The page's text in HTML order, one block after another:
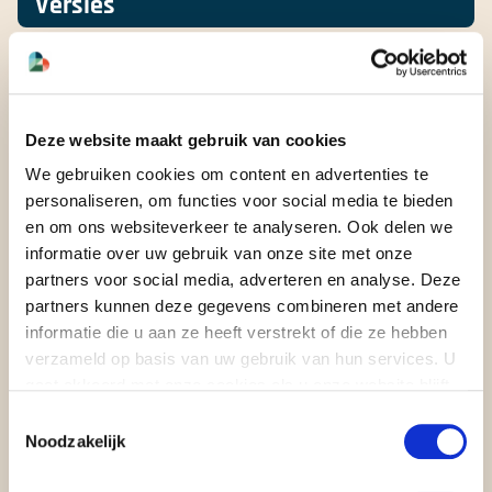
Deze website maakt gebruik van cookies
We gebruiken cookies om content en advertenties te
personaliseren, om functies voor social media te bieden
en om ons websiteverkeer te analyseren. Ook delen we
informatie over uw gebruik van onze site met onze
partners voor social media, adverteren en analyse. Deze
partners kunnen deze gegevens combineren met andere
informatie die u aan ze heeft verstrekt of die ze hebben
verzameld op basis van uw gebruik van hun services. U
Noodzakelijk
Vermogen
250-2143 kW
71.0-609 Ton
Kenmerken
Structure with supporting frame, made of